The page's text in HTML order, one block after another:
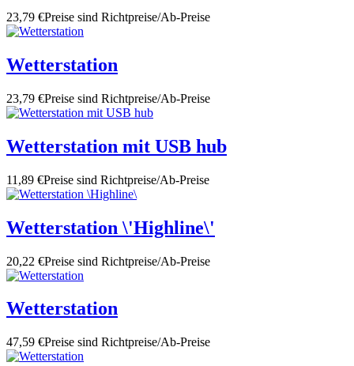
23,79 €Preise sind Richtpreise/Ab-Preise
Wetterstation
23,79 €Preise sind Richtpreise/Ab-Preise
Wetterstation mit USB hub
11,89 €Preise sind Richtpreise/Ab-Preise
Wetterstation \'Highline\'
20,22 €Preise sind Richtpreise/Ab-Preise
Wetterstation
47,59 €Preise sind Richtpreise/Ab-Preise